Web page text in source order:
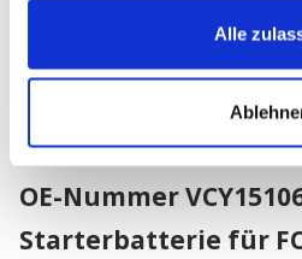
Alle
Fahrzeug
OE-Nummer
Starterbatterie für